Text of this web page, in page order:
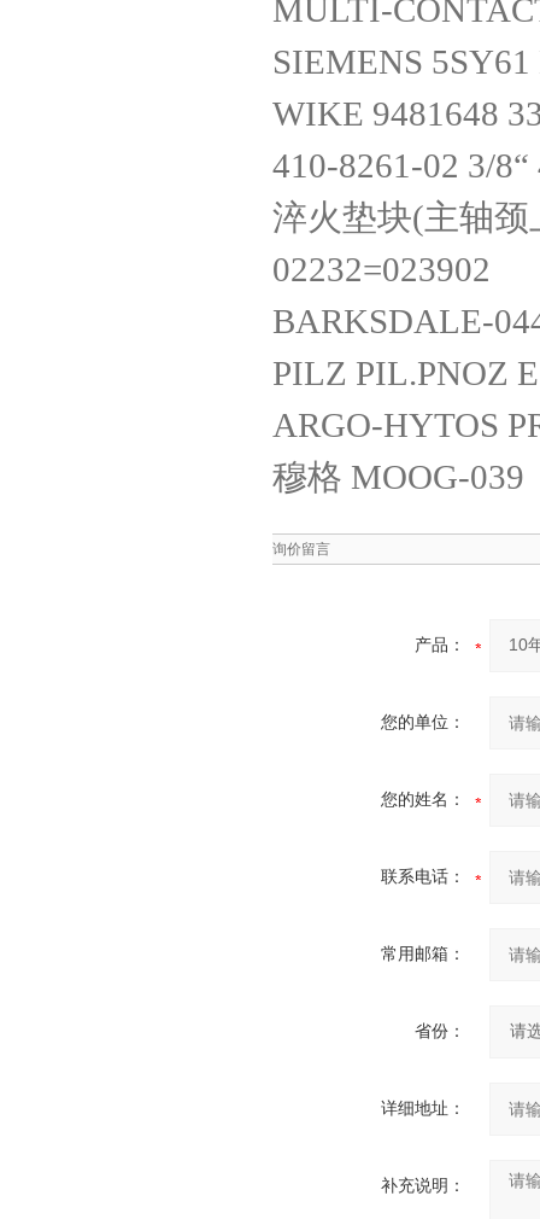
MULTI-
SIEMENS
WIKE 9481648
410-8261-02 3/
淬火垫块(主轴颈
02232=023902
BARKSDALE-
PILZ PIL.PNOZ
ARGO-HYTOS
穆格 MOOG-039
询价留言
产品：
您的单位：
您的姓名：
联系电话：
常用邮箱：
省份：
详细地址：
补充说明：